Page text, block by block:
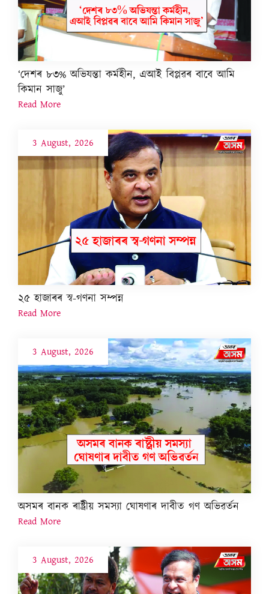
‘দেশৰ ৮৩% অভিযন্তা কৰ্মহীন, এআই বিপ্লৱৰ বাবে আমি
কিমান সাজু’
Read More
3 August, 2026
২৫ হাজাৰৰ স্ব-গণনা সম্পন্ন
Read More
3 August, 2026
অসমৰ বানক ৰাষ্ট্ৰীয় সমস্যা ঘোষণাৰ দাবীত গণ অভিৱৰ্তন
Read More
3 August, 2026